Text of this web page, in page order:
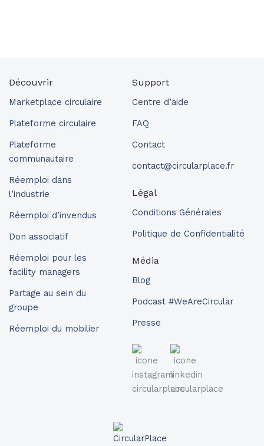
Découvrir
Marketplace circulaire
Plateforme circulaire
Plateforme
communautaire
Réemploi dans
l’industrie
Réemploi d’invendus
Don associatif
Réemploi pour les
facility managers
Partage au sein du
groupe
Réemploi du mobilier
Support
Centre d’aide
FAQ
Contact
contact@circularplace.fr
Légal
Conditions Générales
Politique de Confidentialité
Média
Blog
Podcast #WeAreCircular
Presse